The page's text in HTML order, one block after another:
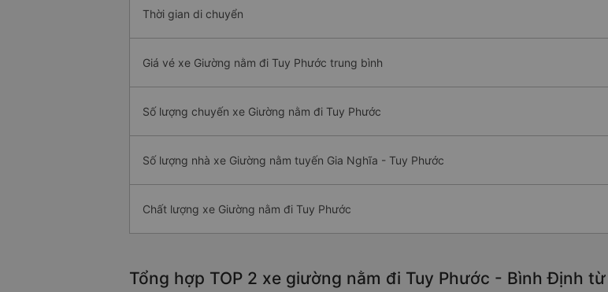
Thời gian di chuyển
Giá vé xe Giường nằm đi Tuy Phước trung bình
Số lượng chuyến xe Giường nằm đi Tuy Phước
Số lượng nhà xe Giường nằm tuyến Gia Nghĩa - Tuy Phước
Chất lượng xe Giường nằm đi Tuy Phước
Tổng hợp TOP 2 xe giường nằm đi Tuy Phước - Bình Định